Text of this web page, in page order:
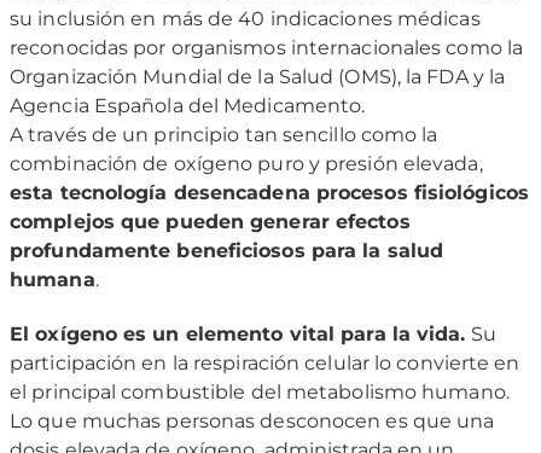
su inclusión en más de 40 indicaciones médicas
reconocidas por organismos internacionales como la
Organización Mundial de la Salud (OMS), la FDA y la
Agencia Española del Medicamento.
A través de un principio tan sencillo como la
combinación de oxígeno puro y presión elevada,
esta tecnología desencadena procesos fisiológicos
complejos que pueden generar efectos
profundamente beneficiosos para la salud
humana.
El oxígeno es un elemento vital para la vida. Su
participación en la respiración celular lo convierte en
el principal combustible del metabolismo humano.
Lo que muchas personas desconocen es que una